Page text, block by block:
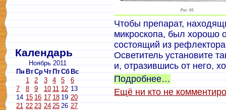
Календарь
Ноябрь 2011
ПнВтСрЧтПтСбВс
1 2 3 4 5
6
7
8 9 10 11 12 13
14 15 16 17 18 19 20
21 22 23 24 25 26 27
Чтобы препарат,
микроскопа, был хорошо
состоящий из
Осветитель установите
и, отразившись от него,
Подробнее…
Ещё ни кто не